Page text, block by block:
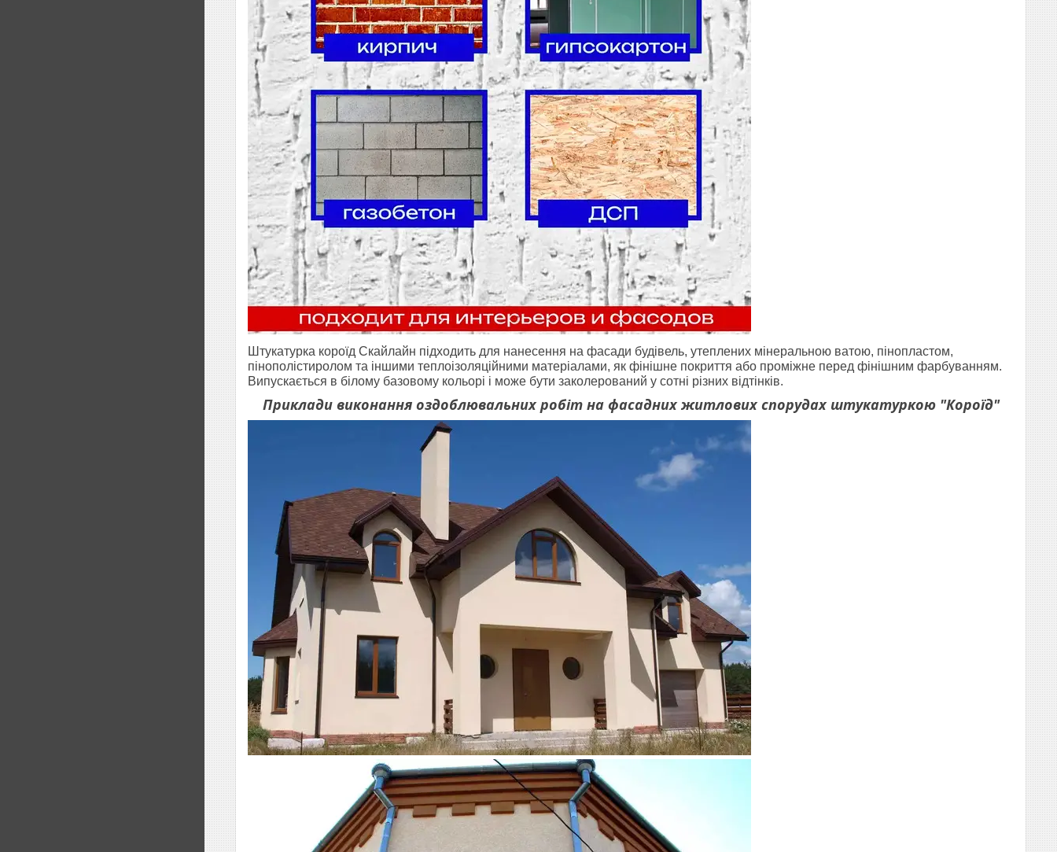
Штукатурка короїд Скайлайн підходить для нанесення на фасади будівель, утеплених мінеральною ватою, пінопластом,
пінополістиролом та іншими теплоізоляційними матеріалами, як фінішне покриття або проміжне перед фінішним фарбуванням.
Випускається в білому базовому кольорі і може бути заколерований у сотні різних відтінків.
Приклади виконання оздоблювальних робіт на фасадних житлових спорудах штукатуркою "Короїд"